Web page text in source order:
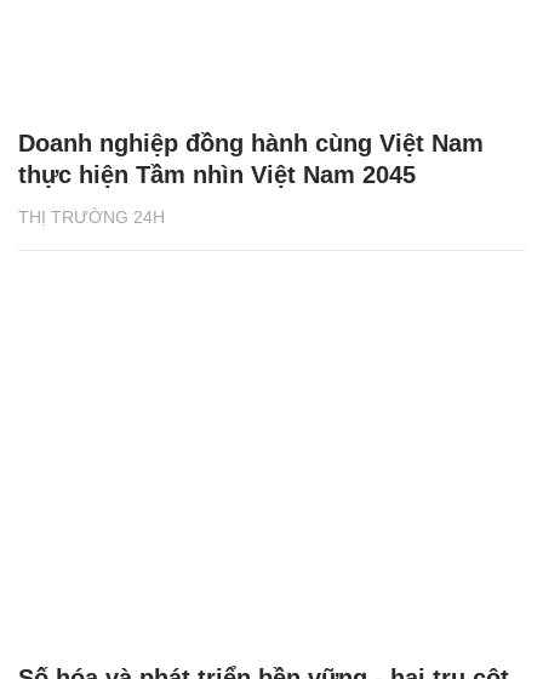
THỊ TRƯỜNG 24H
Doanh nghiệp đồng hành cùng Việt Nam
thực hiện Tầm nhìn Việt Nam 2045